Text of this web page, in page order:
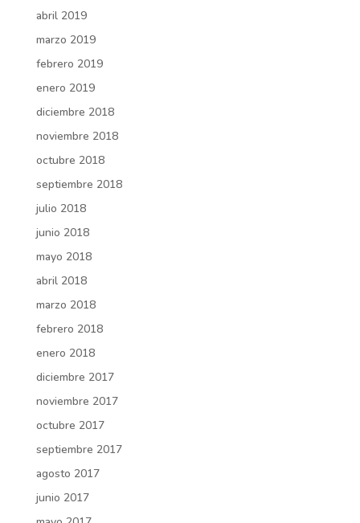
abril 2019
marzo 2019
febrero 2019
enero 2019
diciembre 2018
noviembre 2018
octubre 2018
septiembre 2018
julio 2018
junio 2018
mayo 2018
abril 2018
marzo 2018
febrero 2018
enero 2018
diciembre 2017
noviembre 2017
octubre 2017
septiembre 2017
agosto 2017
junio 2017